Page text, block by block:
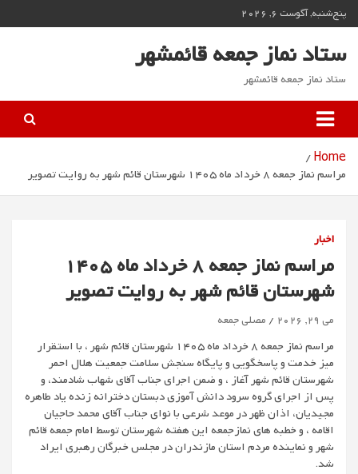
Skip
to
content
پنج‌شنبه, آگوست 6, 2026
ستاد نماز جمعه قائمشهر
ستاد نماز جمعه قائمشهر
Home
مراسم نماز جمعه 8 خرداد ماه 1405 شهرستان قائم شهر به روایت تصویر
اخبار
مراسم نماز جمعه 8 خرداد ماه 1405
شهرستان قائم شهر به روایت تصویر
می 29, 2026 مصلی جمعه
مراسم نماز جمعه 8 خرداد ماه 1405 شهرستان قائم شهر ، با استقرار
میز خدمت و پاسخگویی و پایگاه سنجش سلامت جمعیت هلال احمر
شهرستان قائم شهر آغاز ، و ضمن اجرای جناب آقای شهاب شادمند، و
پس از اجرای گروه سرود دانش آموزی دبستان دخترانه زنده یاد طاهره
مجیدیان، اذان ظهر در موعد شرعی با نوای جناب آقای محمد حاجیان
اقامه ، و خطبه های نمازجمعه این هفته شهرستان توسط امام جمعه قائم
شهر و نماینده مردم استان مازندران در مجلس خبرگان رهبری ایراد
شد.